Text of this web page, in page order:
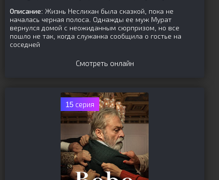
Описание: Жизнь Неслихан была сказкой, пока не
началась черная полоса. Однажды ее муж Мурат
вернулся домой с неожиданным сюрпризом, но все
пошло не так, когда служанка сообщила о гостье на
соседней
Смотреть онлайн
15 серия